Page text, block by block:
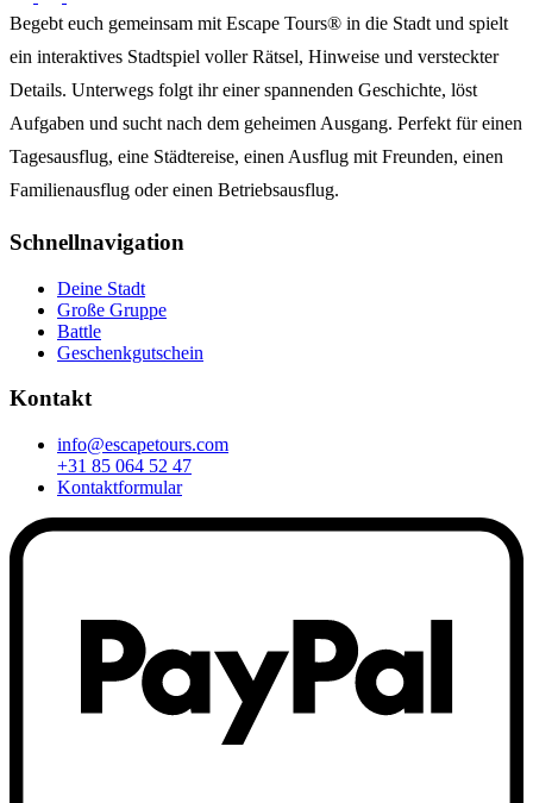
Begebt euch gemeinsam mit Escape Tours® in die Stadt und spielt
ein interaktives Stadtspiel voller Rätsel, Hinweise und versteckter
Details. Unterwegs folgt ihr einer spannenden Geschichte, löst
Aufgaben und sucht nach dem geheimen Ausgang. Perfekt für einen
Tagesausflug, eine Städtereise, einen Ausflug mit Freunden, einen
Familienausflug oder einen Betriebsausflug.
Schnellnavigation
Deine Stadt
Große Gruppe
Battle
Geschenkgutschein
Kontakt
info@escapetours.com
+31 85 064 52 47
Kontaktformular